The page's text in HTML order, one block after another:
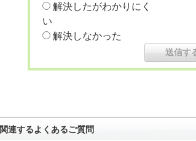
解決したがわかりにく
い
解決しなかった
関連するよくあるご質問